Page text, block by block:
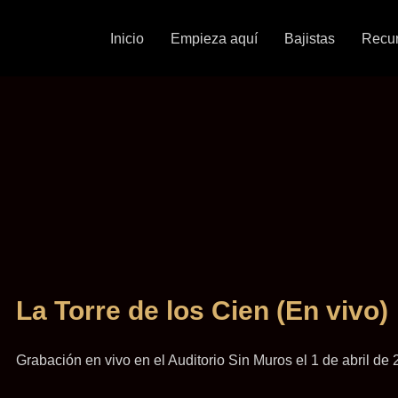
Inicio Empieza aquí Bajistas
La Torre de los Cien (En vivo)
Grabación en vivo en el Auditorio Sin Muros el 1 de abril de